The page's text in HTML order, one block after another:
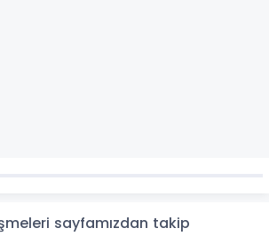
sayfamızdan takip